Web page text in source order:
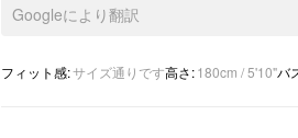
Googleにより翻訳
フィット感:サイズ通りです高さ:180cm / 5'10"バ